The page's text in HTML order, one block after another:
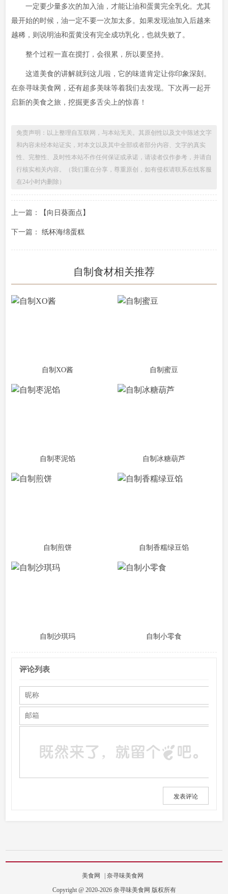
一定要少量多次的加入油，才能让油和蛋黄完全乳化。尤其
最开始的时候，油一定不要一次加太多。如果发现油加入后越来
越稀，则说明油和蛋黄没有完全成功乳化，也就失败了。
整个过程一直在搅打，会很累，所以要坚持。
这道美食的讲解就到这儿啦，它的味道肯定让你印象深刻。
在奈寻味美食网，还有超多美味等着我们去发现。下次再一起开
启新的美食之旅，挖掘更多舌尖上的惊喜！
免责声明：以上整理自互联网，与本站无关。其原创性以及文中陈述文字
和内容未经本站证实，对本文以及其中全部或者部分内容、文字的真实
性、完整性、及时性本站不作任何保证或承诺，请读者仅作参考，并请自
行核实相关内容。（我们重在分享，尊重原创，如有侵权请联系在线客服
在24小时内删除）
上一篇： 【向日葵面点】
下一篇： 纸杯海绵蛋糕
自制食材相关推荐
自制XO酱 自制蜜豆
自制枣泥馅 自制冰糖葫芦
自制煎饼 自制香糯绿豆馅
自制沙琪玛 自制小零食
评论列表
发表评论
美食网
奈寻味美食网
Copyright @ 2020-2026 奈寻味美食网 版权所有